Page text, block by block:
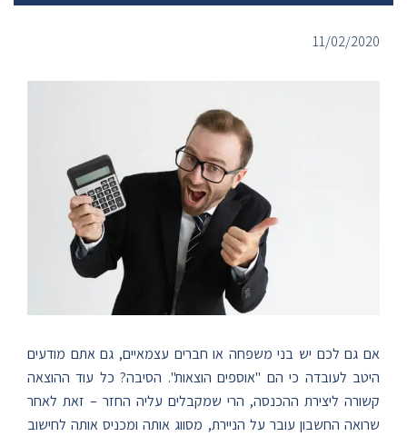
11/02/2020
אם גם לכם יש בני משפחה או חברים עצמאיים, גם אתם מודעים
היטב לעובדה כי הם "אוספים הוצאות". הסיבה? כל עוד ההוצאה
קשורה ליצירת ההכנסה, הרי שמקבלים עליה החזר – זאת לאחר
שרואה החשבון עובר על הניירת, מסווג אותה ומכניס אותה לחישוב